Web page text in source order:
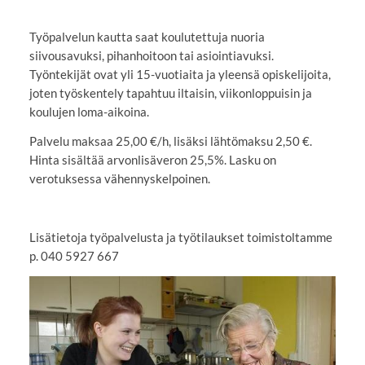
Työpalvelun kautta saat koulutettuja nuoria
siivousavuksi, pihanhoitoon tai asiointiavuksi.
Työntekijät ovat yli 15-vuotiaita ja yleensä opiskelijoita,
joten työskentely tapahtuu iltaisin, viikonloppuisin ja
koulujen loma-aikoina.
Palvelu maksaa 25,00 €/h, lisäksi lähtömaksu 2,50 €.
Hinta sisältää arvonlisäveron 25,5%. Lasku on
verotuksessa vähennyskelpoinen.
Lisätietoja työpalvelusta ja työtilaukset toimistoltamme
p. 040 5927 667